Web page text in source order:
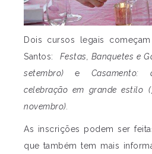
Dois cursos legais
Santos: Festas, Banquetes e
setembro)e
celebração em grande estilo
novembro).
As inscrições podem ser
que também tem mais